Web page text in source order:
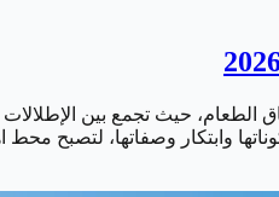
وابتكار وصفاتها، لتصبح